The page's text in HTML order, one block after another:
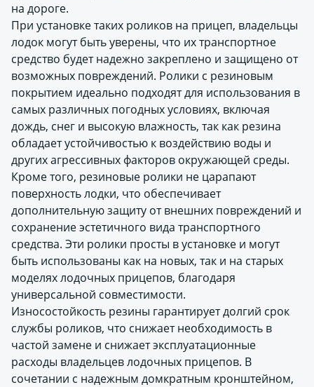
на дороге.
При установке таких роликов на прицеп, владельцы
лодок могут быть уверены, что их транспортное
средство будет надежно закреплено и защищено от
возможных повреждений. Ролики с резиновым
покрытием идеально подходят для использования в
самых различных погодных условиях, включая
дождь, снег и высокую влажность, так как резина
обладает устойчивостью к воздействию воды и
других агрессивных факторов окружающей среды.
Кроме того, резиновые ролики не царапают
поверхность лодки, что обеспечивает
дополнительную защиту от внешних повреждений и
сохранение эстетичного вида транспортного
средства. Эти ролики просты в установке и могут
быть использованы как на новых, так и на старых
моделях лодочных прицепов, благодаря
универсальной совместимости.
Износостойкость резины гарантирует долгий срок
службы роликов, что снижает необходимость в
частой замене и снижает эксплуатационные
расходы владельцев лодочных прицепов. В
сочетании с надежным домкратным кронштейном,